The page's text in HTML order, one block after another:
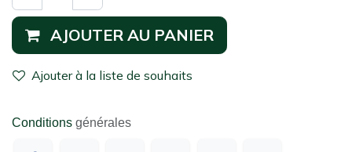
AJOUTER AU PANIER
Ajouter à la liste de souhaits
Conditions générales